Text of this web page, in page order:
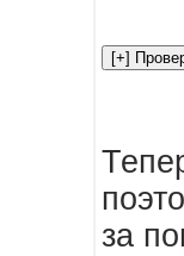
за